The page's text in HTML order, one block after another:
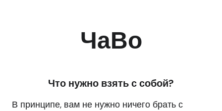
ЧаВо
Что нужно взять с собой?
В принципе, вам не нужно ничего брать с